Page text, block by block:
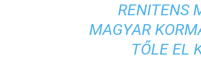
RENITENS
MAGYAR
TŐLE EL